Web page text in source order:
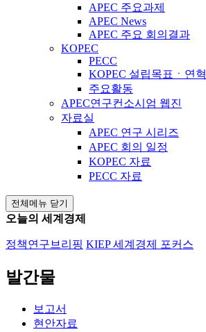
APEC 주요과제
APEC News
APEC 주요 회의결과
KOPEC
PECC
KOPEC 설립목표ㆍ연혁
주요활동
APEC연구컨소시엄 웹진
자료실
APEC 연구 시리즈
APEC 회의 일정
KOPEC 자료
PECC 자료
전체메뉴 닫기
오늘의 세계경제
정책연구브리핑 KIEP 세계경제 포커스
발간물
보고서
현안자료